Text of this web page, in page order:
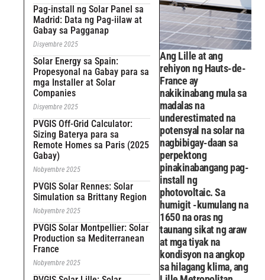
Pag-install ng Solar Panel sa
Madrid: Data ng Pag-iilaw at
Gabay sa Pagganap
Disyembre 2025
Solar Energy sa Spain:
Propesyonal na Gabay para sa
mga Installer at Solar
Companies
Disyembre 2025
PVGIS Off-Grid Calculator:
Sizing Baterya para sa
Remote Homes sa Paris (2025
Gabay)
Nobyembre 2025
PVGIS Solar Rennes: Solar
Simulation sa Brittany Region
Nobyembre 2025
PVGIS Solar Montpellier: Solar
Production sa Mediterranean
France
Nobyembre 2025
Ang Lille at ang
rehiyon ng Hauts-de-
France ay
nakikinabang mula sa
madalas na
underestimated na
potensyal na solar na
nagbibigay-daan sa
perpektong
pinakinabangang pag-
install ng
photovoltaic. Sa
humigit -kumulang na
1650 na oras ng
taunang sikat ng araw
at mga tiyak na
kondisyon na angkop
sa hilagang klima, ang